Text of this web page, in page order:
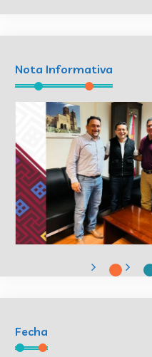
Nota Informativa
Fecha